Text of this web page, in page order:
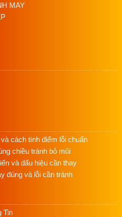
MAY
cách tính điểm lỗi chuẩn
chiều tránh bỏ mũi
và dấu hiệu cần thay
đúng và lỗi cần tránh
Tin